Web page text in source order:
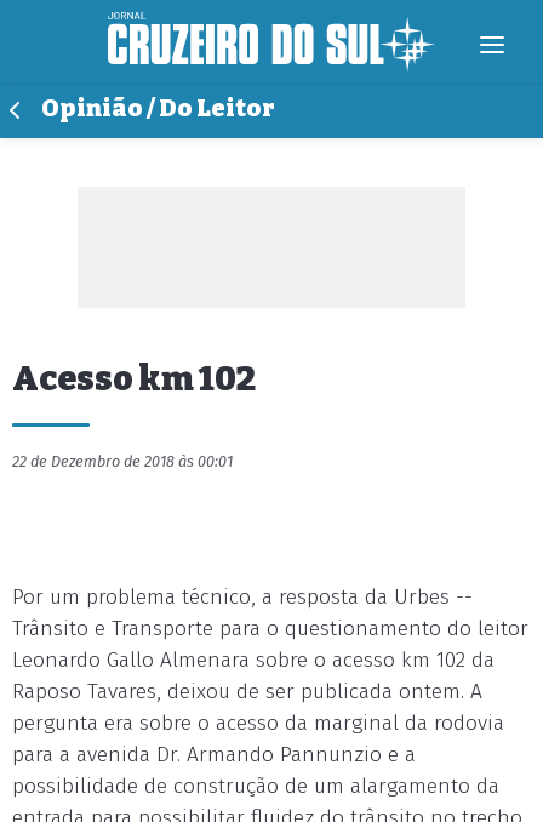
Opinião / Do Leitor
Acesso km 102
22 de Dezembro de 2018 às 00:01
Por um problema técnico, a resposta da Urbes --
Trânsito e Transporte para o questionamento do leitor
Leonardo Gallo Almenara sobre o acesso km 102 da
Raposo Tavares, deixou de ser publicada ontem. A
pergunta era sobre o acesso da marginal da rodovia
para a avenida Dr. Armando Pannunzio e a
possibilidade de construção de um alargamento da